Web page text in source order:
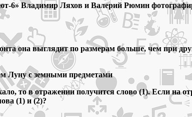
6» Владимир Ляхов и Валерий Рюмин
она выглядит по размерам больше, чем при
Луну с земными предметами
то в отражении получится слово (1). Если на
(1) и (2)?